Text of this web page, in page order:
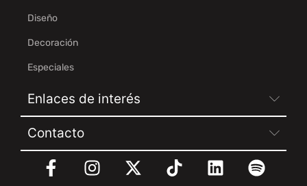
Diseño
Decoración
Especiales
Enlaces de interés
Contacto